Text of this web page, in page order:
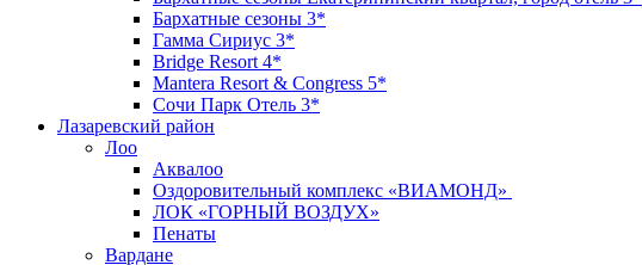
Бархатные сезоны 3*
Гамма Сириус 3*
Bridge Resort 4*
Mantera Resort & Congress 5*
Сочи Парк Отель 3*
Лазаревский район
Лоо
Аквалоо
Оздоровительный комплекс «ВИАМОНД»
ЛОК «ГОРНЫЙ ВОЗДУХ»
Пенаты
Вардане